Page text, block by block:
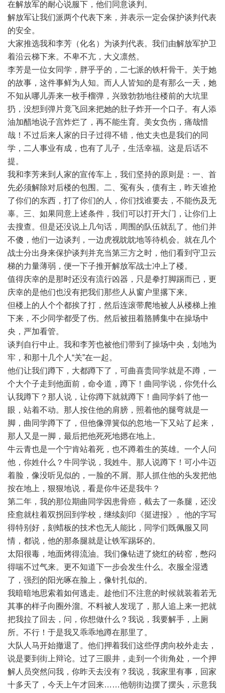
在解放军的耐心说服下，他们同意谈判。
解放军让我们派两个代表下来，并表示一定会保护谈判代表
的安全。
大家推选我和李芳（化名）为谈判代表。我们由解放军护卫
着沿云梯下来。不卑不亢，大义凛然。
李芳是一位女同学，胖乎乎的，二七派的铁杆骨干。关于她
的故事，这件事鲜为人知。而人人皆知的是有那么一天，她
不知从哪儿弄来一枚手榴弹，兴致勃勃地往楼前的大坑里
扔，没想到弹片竟飞回来把她的肚子炸开一个口子。有人添
油加醋地说子宫炸烂了，再不能生育。美女负伤，痛哉惜
哉！不过后来人家的日子过得不错，他丈夫也是我们的同
学，二人事业有成，也有了儿子，生活幸福。这是后话不
提。
我和李芳来到人家的宣传车上，我们坚持的原则是：一、首
先必须解除对后楼的包围。二、冤有头，债有主，昨天谁抢
了你们的东西，打了你们的人，你们找谁要去，不能伤及无
辜。三、如果同意上述条件，我们可以打开大门，让你们上
去搜查。但是还没说上几句话，周围的队伍就乱了。他们并
不傻，他们一边谈判，一边虎视眈眈地等待机会。就在几个
战士分出身来保护谈判并充当第三方之时，他们看到守卫云
梯的力量薄弱，便一下子推开解放军战士冲上了楼。
值得庆幸的是那时还没有流行凶器，只是拳打脚踢而已，更
庆幸的是他们也没有把我们那些人从窗户里撂下来。
但楼上的人个个都挨了打，然后连滚带爬地被人从楼梯上推
下来，不少同学都受了伤。然后被扭着胳膊集中在操场中
央，严加看管。
谈判自行中止。我和李芳也被他们带到了操场中央，划地为
牢，和那十几个人“关”在一起。
他们让我们蹲下，大都蹲下了，可曲喜贵同学就是不蹲，一
个大个子走到他面前，命令道，蹲下！曲同学说，你凭什么
认我蹲下？那人说，让你蹲下就就蹲下！曲同学斜了他一
眼，站着不动。那人按住他的肩膀，照着他的腿弯就是一
脚，曲同学蹲下了，但他像弹簧似的忽地一下又站了起来，
那人又是一脚，最后把他死死地摁在地上。
牛云青也是一个宁肯站着死，也不蹲着生的英雄。一个人问
他，你姓什么？牛同学说，我姓牛。那人说蹲下！可小牛迈
着脸，像没听见似的，一脸的不屑。那人抓住他的头发把他
按在地上，狠狠地说，看是你牛还是我牛？
第二年，我的那位期曲同学因患骨癌，截去了一条腿，还没
痊愈就柱着双拐回到学校，继续刻印《挺进报》。他的字写
得特别好，刻蜡板的技术也无人能比，同学们既佩服又同
情，都说，他的那条腿就是让铁军踢坏的。
太阳很毒，地面烤得流油。我们像钻进了烧红的砖窑，憋闷
得喘不过气来。更不知道下一步会发生什么。衣服全湿透
了，强烈的阳光啄在脸上，像针扎似的。
我暗暗地思索着如何逃走。趁他们不注意的时候就装着若无
其事的样子向圈外溜。不料被人发现了，那人追上来一把就
把我拉了回去，问，你想做什么？我说，我要解手，上厕
所。不行！于是我又乖乖地蹲在那里了。
大队人马开始撤退了。他们押着我们这些俘虏向校外走去，
说是要到街上辩论。过了三眼井，走到一个街角处，一个押
解人员突然问我，你昨天去没有？我说，我家里有事，回家
十多天了，今天上午才回来……他朝街边摆了摆头，示意我